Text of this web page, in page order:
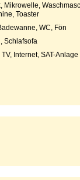
Mikrowelle,
Toaster
WC, Fön
Schlafsofa
Internet, SAT-Anlage